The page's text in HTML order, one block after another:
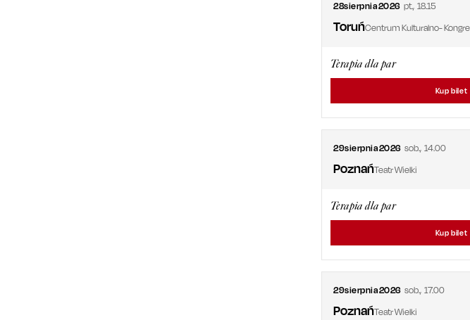
28sierpnia2026 pt., 18.15
ToruńCentrum Kulturalno-
Terapia dla par
Kup bilet
29sierpnia2026 sob., 14.00
PoznańTeatr Wielki
Terapia dla par
Kup bilet
29sierpnia2026 sob., 17.00
PoznańTeatr Wielki